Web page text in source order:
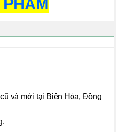
và mới tại Biên Hòa, Đồng